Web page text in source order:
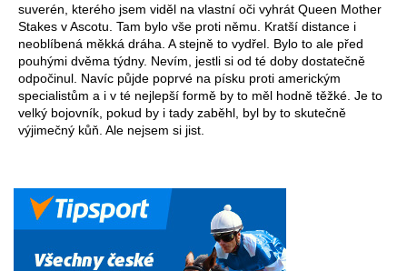
suverén, kterého jsem viděl na vlastní oči vyhrát Queen Mother
Stakes v Ascotu. Tam bylo vše proti němu. Kratší distance i
neoblíbená měkká dráha. A stejně to vydřel. Bylo to ale před
pouhými dvěma týdny. Nevím, jestli si od té doby dostatečně
odpočinul. Navíc půjde poprvé na písku proti americkým
specialistům a i v té nejlepší formě by to měl hodně těžké. Je to
velký bojovník, pokud by i tady zaběhl, byl by to skutečně
výjimečný kůň. Ale nejsem si jist.